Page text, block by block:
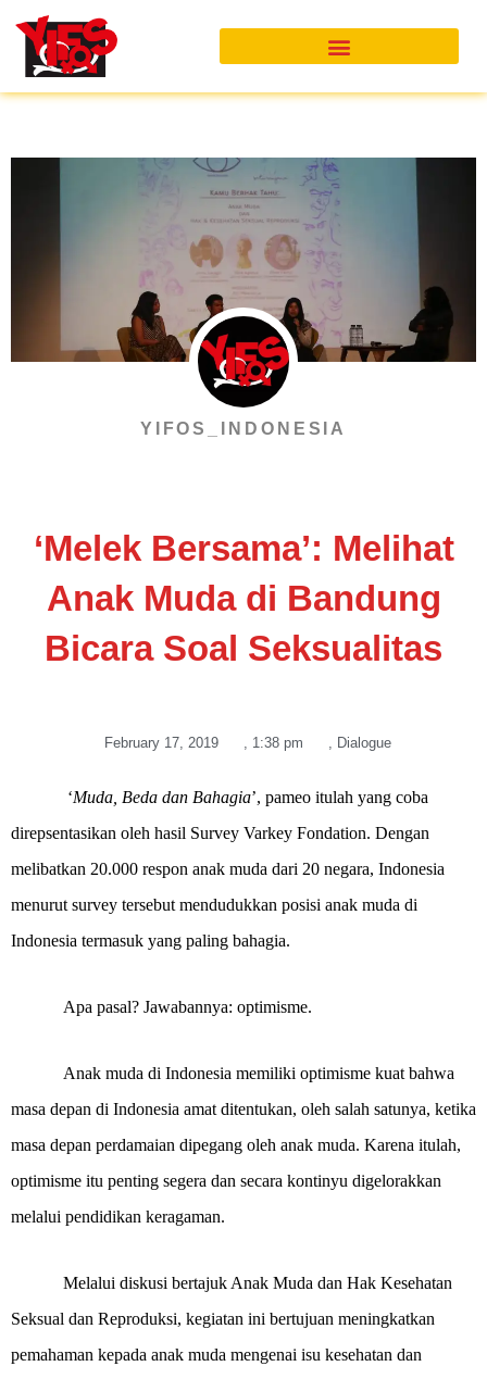
content
YIFOS_INDONESIA
‘Melek Bersama’: Melihat
Anak Muda di Bandung
Bicara Soal Seksualitas
February 17, 2019 1:38 pm Dialogue
‘Muda, Beda dan Bahagia’, pameo itulah yang coba
direpsentasikan oleh hasil Survey Varkey Fondation. Dengan
melibatkan 20.000 respon anak muda dari 20 negara, Indonesia
menurut survey tersebut mendudukkan posisi anak muda di
Indonesia termasuk yang paling bahagia.
Apa pasal? Jawabannya: optimisme.
Anak muda di Indonesia memiliki optimisme kuat bahwa
masa depan di Indonesia amat ditentukan, oleh salah satunya, ketika
masa depan perdamaian dipegang oleh anak muda. Karena itulah,
optimisme itu penting segera dan secara kontinyu digelorakkan
melalui pendidikan keragaman.
Melalui diskusi bertajuk Anak Muda dan Hak Kesehatan
Seksual dan Reproduksi, kegiatan ini bertujuan meningkatkan
pemahaman kepada anak muda mengenai isu kesehatan dan